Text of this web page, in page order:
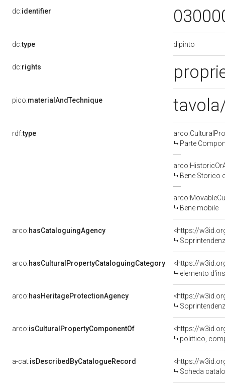
dc:identifier
dc:type dipinto
dc:rights
pico:materialAndTechnique
rdf:type
Parte
Bene Storico
Bene mobile
arco:hasCataloguingAgency
<https://
Soprintendenza per i
arco:hasCulturalPropertyCataloguingCategory
<https://
elemento
arco:hasHeritageProtectionAgency
<https://
arco:isCulturalPropertyComponentOf
<https://
polittico,
a-cat:isDescribedByCatalogueRecord
<https://
Scheda